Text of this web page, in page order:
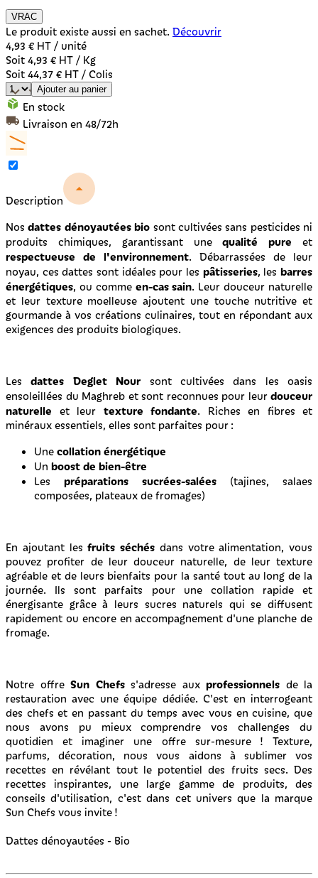
VRAC
Le produit existe aussi en sachet. Découvrir
4,93 € HT / unité
Soit 4,93 € HT / Kg
Soit 44,37 € HT / Colis
Ajouter au panier
En stock
Livraison en 48/72h
Description
Nosdattes dénoyautées bio sont cultivées sans pesticides ni
produits chimiques, garantissant unequalité pureet
respectueuse de l'environnement. Débarrassées de leur
noyau, ces dattes sont idéales pour les pâtisseries, lesbarres
énergétiques, ou comme en-cas sain. Leur douceur naturelle
et leur texture moelleuse ajoutent une touche nutritive et
gourmande à vos créations culinaires, tout en répondant aux
exigences des produits biologiques.
Lesdattes Deglet Nour sont cultivées dans les oasis
ensoleillées du Maghreb et sont reconnues pour leur douceur
naturelle et leur texture fondante. Riches en fibres et
minéraux essentiels, elles sont parfaites pour :
Une collation énergétique
Un boost de bien-être
Les préparations sucrées-salées (tajines, salaes
composées, plateaux de fromages)
En ajoutant les fruits séchés dans votre alimentation, vous
pouvez profiter de leur douceur naturelle, de leur texture
agréable et de leurs bienfaits pour la santé tout au long de la
journée. Ils sont parfaits pour une collation rapide et
énergisante grâce à leurs sucres naturels qui se diffusent
rapidement ou encore en accompagnement d'une planche de
fromage.
Notre offre Sun Chefss'adresse aux professionnels de la
restauration avec une équipe dédiée. C'est en interrogeant
des chefs et en passant du temps avec vous en cuisine, que
nous avons pu mieux comprendre vos challenges du
quotidien et imaginer une offre sur-mesure ! Texture,
parfums, décoration, nous vous aidons à sublimer vos
recettes en révélant tout le potentiel des fruits secs. Des
recettes inspirantes, une large gamme de produits, des
conseils d'utilisation, c'est dans cet univers que la marque
Sun Chefs vous invite !
Dattes dénoyautées - Bio